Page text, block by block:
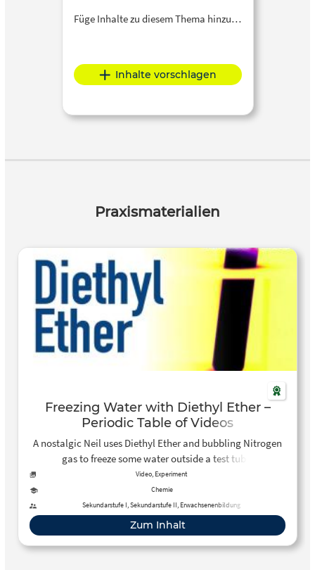
Füge Inhalte zu diesem Thema hinzu…
Inhalte vorschlagen
Praxismaterialien
Freezing Water with Diethyl Ether –
Periodic Table of Videos
A nostalgic Neil uses Diethyl Ether and bubbling Nitrogen
gas to freeze some water outside a test tube.
Video, Experiment
Chemie
Sekundarstufe I, Sekundarstufe II, Erwachsenenbildung
Zum Inhalt